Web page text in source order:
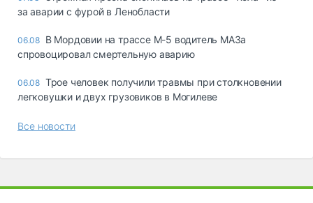
за аварии с фурой в Ленобласти
06.08 В Мордовии на трассе М-5 водитель МАЗа
спровоцировал смертельную аварию
06.08 Трое человек получили травмы при столкновении
легковушки и двух грузовиков в Могилеве
Все новости